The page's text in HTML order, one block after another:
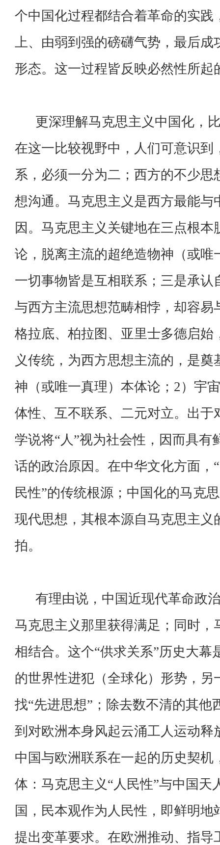
个中国化过程都结合着革命的实
上、由弱到强的磅礴气势，最后
形态。这一过程皆反映必然性所起
更深理解马克思主义中国化，
在这一比较视野中，人们可意识
系，必须一分为二；西方的不少
想沟通。马克思主义是西方最能
因。马克思主义关键地在三点根
论，脱离主流的超绝造物神（或
一切事物皆是互相联系；三是承
与西方主流思想范畴相悖，却容
格拉底、柏拉图、亚里士多德启
义传统，为西方思想主流的，是
神（或唯一真理）本体论；2）宇
体性、互不联系、二元对立。出于
学说将“人”视为社会性，因而具
话的政治原因。在中华文化方面，
民性”的传统根源；中国化的马克
现代思想，其根本源自马克思主义
拍。
有理由说，中国近现代革命政
马克思主义那里获得满足；同时
相结合。这个“供求关系”历史大
的世界性进犯（全球化）形势，
找“先进思想”；除去数不清的其
到对欧洲本身风起云涌工人运动
中国与欧洲联系在一起的历史契
体：马克思主义“人民性”与中国天
国，民本观作为人民性，即鲜明
提出变革要求。在欧洲推动、指